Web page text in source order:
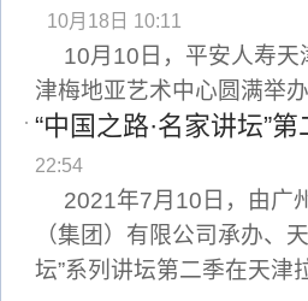
10月18日 10:11
10月10日，平安人寿天
津梅地亚艺术中心圆满举办
“中国之路·名家讲坛”
22:54
2021年7月10日，由广
（集团）有限公司承办、
坛”系列讲坛第二季在天津